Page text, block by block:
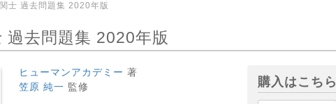
士 過去問題集 2020年版
過去問題集 2020年版
ヒューマンアカデミー 著
笠原 純一 監修 購入はこちら